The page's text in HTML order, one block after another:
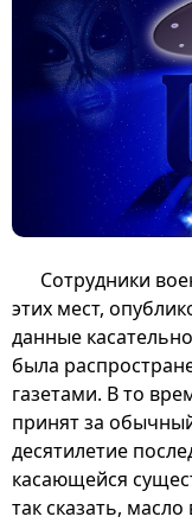
Сотрудники
этих мест,
данные
была
газетами. В то
принят за
десятилетие
касающейся
так сказать, масло